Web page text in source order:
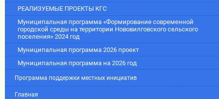
РЕАЛИЗУЕМЫЕ ПРОЕКТЫ КГС
Муниципальная программа «Формирование современной
городской среды на территории Нововилговского сельского
поселения» 2024 год
Муниципальная программа 2026 проект
Муниципальная программа на 2026 год
Программа поддержки местных инициатив
Главная